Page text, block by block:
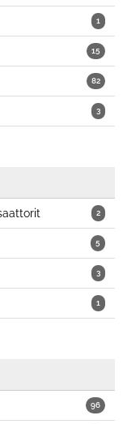
1
15
82
3
2
5
3
1
96